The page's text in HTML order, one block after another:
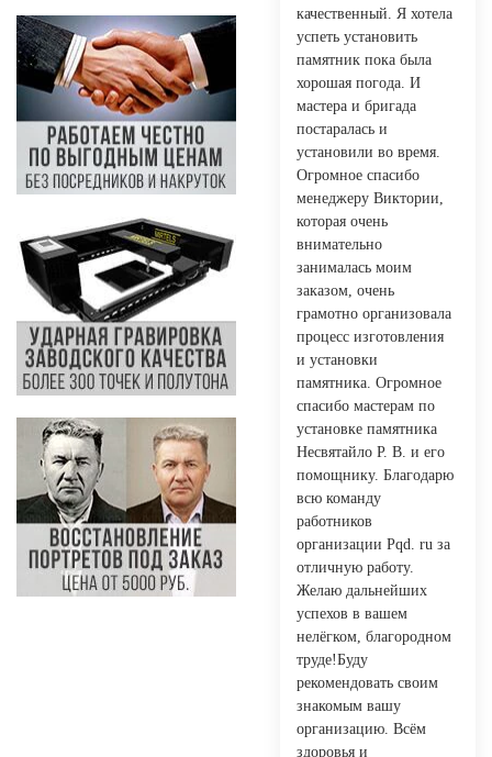
качественный. Я хотела
успеть установить
памятник пока была
хорошая погода. И
мастера и бригада
постаралась и
установили во время.
Огромное спасибо
менеджеру Виктории,
которая очень
внимательно
занималась моим
заказом, очень
грамотно организовала
процесс изготовления
и установки
памятника. Огромное
спасибо мастерам по
установке памятника
Несвятайло Р. В. и его
помощнику. Благодарю
всю команду
работников
организации Pqd. ru за
отличную работу.
Желаю дальнейших
успехов в вашем
нелёгком, благородном
труде!Буду
рекомендовать своим
знакомым вашу
организацию. Всём
здоровья и